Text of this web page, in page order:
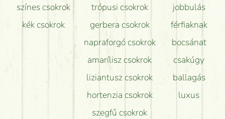
színes csokrok
kék csokrok
trópusi csokrok
gerbera csokrok
napraforgó csokrok
amarílisz csokrok
liziantusz csokrok
hortenzia csokrok
szegfű csokrok
jobbulás
férfiaknak
bocsánat
csakúgy
ballagás
luxus